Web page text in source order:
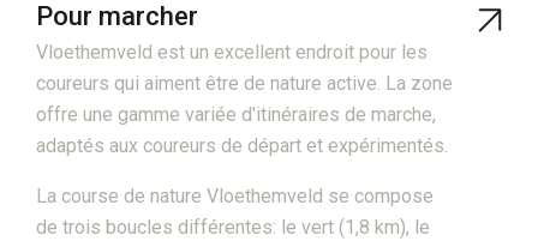
Pour marcher
Vloethemveld est un excellent endroit pour les
coureurs qui aiment être de nature active. La zone
offre une gamme variée d'itinéraires de marche,
adaptés aux coureurs de départ et expérimentés.
La course de nature Vloethemveld se compose
de trois boucles différentes: le vert (1,8 km), le